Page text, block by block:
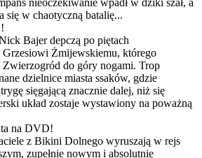
nieoczekiwanie wpadł w dziki szał, a
się w chaotyczną batalię...
Bajer depczą po piętach
Żmijewskiemu, którego
do góry nogami. Trop
dzielnice miasta ssaków, gdzie
sięgającą znacznie dalej, niż się
układ zostaje wystawiony na poważną
na DVD!
z Bikini Dolnego wyruszają w rejs
zupełnie nowym i absolutnie